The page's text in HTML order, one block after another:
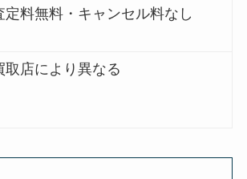
定料無料・キャンセル料なし
取店により異なる